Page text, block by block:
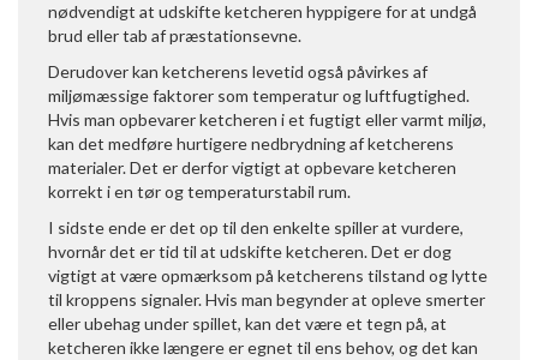
nødvendigt at udskifte ketcheren hyppigere for at undgå
brud eller tab af præstationsevne.
Derudover kan ketcherens levetid også påvirkes af
miljømæssige faktorer som temperatur og luftfugtighed.
Hvis man opbevarer ketcheren i et fugtigt eller varmt miljø,
kan det medføre hurtigere nedbrydning af ketcherens
materialer. Det er derfor vigtigt at opbevare ketcheren
korrekt i en tør og temperaturstabil rum.
I sidste ende er det op til den enkelte spiller at vurdere,
hvornår det er tid til at udskifte ketcheren. Det er dog
vigtigt at være opmærksom på ketcherens tilstand og lytte
til kroppens signaler. Hvis man begynder at opleve smerter
eller ubehag under spillet, kan det være et tegn på, at
ketcheren ikke længere er egnet til ens behov, og det kan